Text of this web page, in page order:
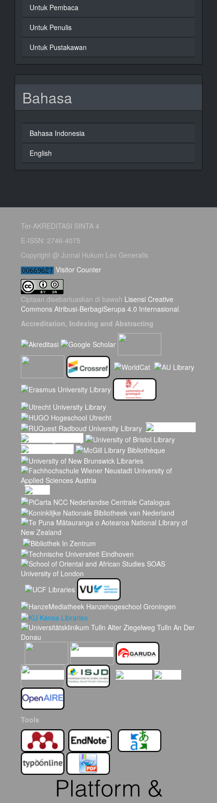
Untuk Pembaca
Untuk Penulis
Untuk Pustakawan
Bahasa
Bahasa Indonesia
English
Ter-AKREDITASI SINTA 4
E-ISSN: 2746-4075
Copyright @ Jurnal Hukum Lex Generalis
Visitor Counter
Ciptaan disebarluaskan di bawah Lisensi Creative
Commons Atribusi-BerbagiSerupa 4.0 Internasional.
Accreditation, Indexing and Abstracting
Tools